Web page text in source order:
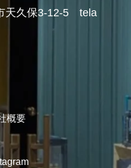
天久保3-12-5 tela
要